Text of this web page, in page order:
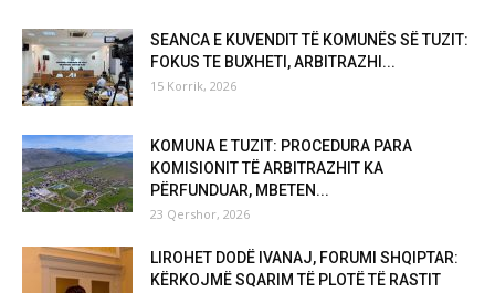
SEANCA E KUVENDIT TË KOMUNËS SË TUZIT:
FOKUS TE BUXHETI, ARBITRAZHI...
15 Korrik, 2026
KOMUNA E TUZIT: PROCEDURA PARA
KOMISIONIT TË ARBITRAZHIT KA
PËRFUNDUAR, MBETEN...
23 Qershor, 2026
LIROHET DODË IVANAJ, FORUMI SHQIPTAR:
KËRKOJMË SQARIM TË PLOTË TË RASTIT